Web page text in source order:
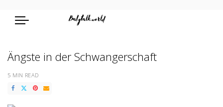
Ängste in der Schwangerschaft
5 MIN READ